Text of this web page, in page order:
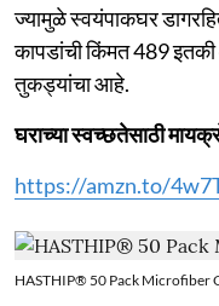
ज्यामुळे स्वयंपाकघर
कापडांची किंमत 489 इतकी
तुकड्यांचा आहे.
घराच्या स्वच्छतेसाठी
https://amzn.to/
HASTHIP® 50 Pack Microfiber